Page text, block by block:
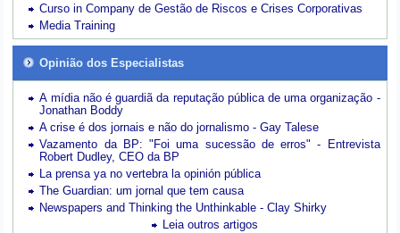
Curso in Company de Gestão de Riscos e Crises Corporativas
Media Training
Opinião dos Especialistas
A mídia não é guardiã da reputação pública de uma organização -
Jonathan Boddy
A crise é dos jornais e não do jornalismo - Gay Talese
Vazamento da BP: "Foi uma sucessão de erros" - Entrevista
Robert Dudley, CEO da BP
La prensa ya no vertebra la opinión pública
The Guardian: um jornal que tem causa
Newspapers and Thinking the Unthinkable - Clay Shirky
Leia outros artigos